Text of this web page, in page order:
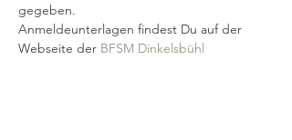
gegeben.
Anmeldeunterlagen findest Du auf der
Webseite der BFSM Dinkelsbühl